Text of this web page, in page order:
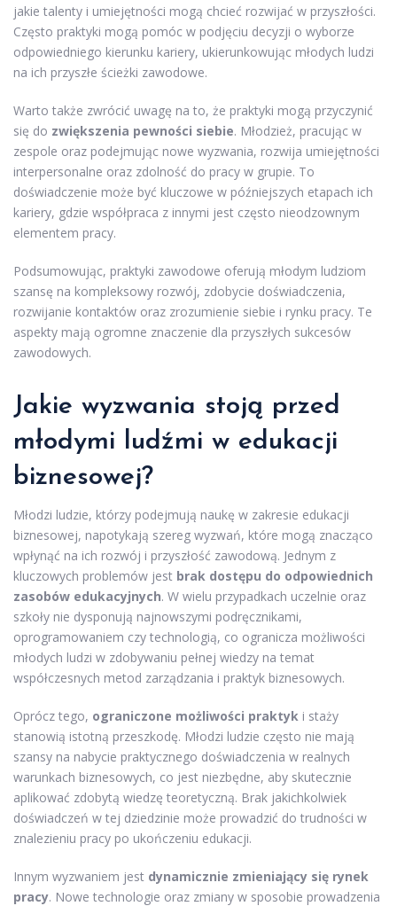
jakie talenty i umiejętności mogą chcieć rozwijać w przyszłości.
Często praktyki mogą pomóc w podjęciu decyzji o wyborze
odpowiedniego kierunku kariery, ukierunkowując młodych ludzi
na ich przyszłe ścieżki zawodowe.
Warto także zwrócić uwagę na to, że praktyki mogą przyczynić
się do zwiększenia pewności siebie. Młodzież, pracując w
zespole oraz podejmując nowe wyzwania, rozwija umiejętności
interpersonalne oraz zdolność do pracy w grupie. To
doświadczenie może być kluczowe w późniejszych etapach ich
kariery, gdzie współpraca z innymi jest często nieodzownym
elementem pracy.
Podsumowując, praktyki zawodowe oferują młodym ludziom
szansę na kompleksowy rozwój, zdobycie doświadczenia,
rozwijanie kontaktów oraz zrozumienie siebie i rynku pracy. Te
aspekty mają ogromne znaczenie dla przyszłych sukcesów
zawodowych.
Jakie wyzwania stoją przed
młodymi ludźmi w edukacji
biznesowej?
Młodzi ludzie, którzy podejmują naukę w zakresie edukacji
biznesowej, napotykają szereg wyzwań, które mogą znacząco
wpłynąć na ich rozwój i przyszłość zawodową. Jednym z
kluczowych problemów jest brak dostępu do odpowiednich
zasobów edukacyjnych. W wielu przypadkach uczelnie oraz
szkoły nie dysponują najnowszymi podręcznikami,
oprogramowaniem czy technologią, co ogranicza możliwości
młodych ludzi w zdobywaniu pełnej wiedzy na temat
współczesnych metod zarządzania i praktyk biznesowych.
Oprócz tego, ograniczone możliwości praktyk i staży
stanowią istotną przeszkodę. Młodzi ludzie często nie mają
szansy na nabycie praktycznego doświadczenia w realnych
warunkach biznesowych, co jest niezbędne, aby skutecznie
aplikować zdobytą wiedzę teoretyczną. Brak jakichkolwiek
doświadczeń w tej dziedzinie może prowadzić do trudności w
znalezieniu pracy po ukończeniu edukacji.
Innym wyzwaniem jest dynamicznie zmieniający się rynek
pracy. Nowe technologie oraz zmiany w sposobie prowadzenia